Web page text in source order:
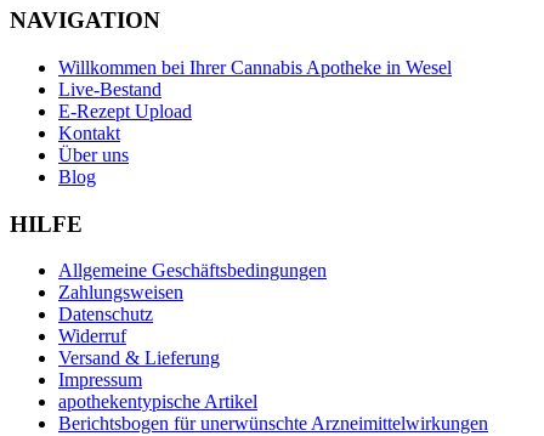
NAVIGATION
Willkommen bei Ihrer Cannabis Apotheke in Wesel
Live-Bestand
E-Rezept Upload
Kontakt
Über uns
Blog
HILFE
Allgemeine Geschäftsbedingungen
Zahlungsweisen
Datenschutz
Widerruf
Versand & Lieferung
Impressum
apothekentypische Artikel
Berichtsbogen für unerwünschte Arzneimittelwirkungen